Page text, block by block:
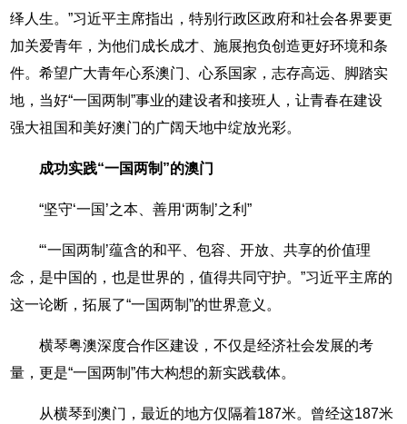
绎人生。”习近平主席指出，特别行政区政府和社会各界要更
加关爱青年，为他们成长成才、施展抱负创造更好环境和条
件。希望广大青年心系澳门、心系国家，志存高远、脚踏实
地，当好“一国两制”事业的建设者和接班人，让青春在建设
强大祖国和美好澳门的广阔天地中绽放光彩。
成功实践“一国两制”的澳门
“坚守‘一国’之本、善用‘两制’之利”
“‘一国两制’蕴含的和平、包容、开放、共享的价值理
念，是中国的，也是世界的，值得共同守护。”习近平主席的
这一论断，拓展了“一国两制”的世界意义。
横琴粤澳深度合作区建设，不仅是经济社会发展的考
量，更是“一国两制”伟大构想的新实践载体。
从横琴到澳门，最近的地方仅隔着187米。曾经这187米